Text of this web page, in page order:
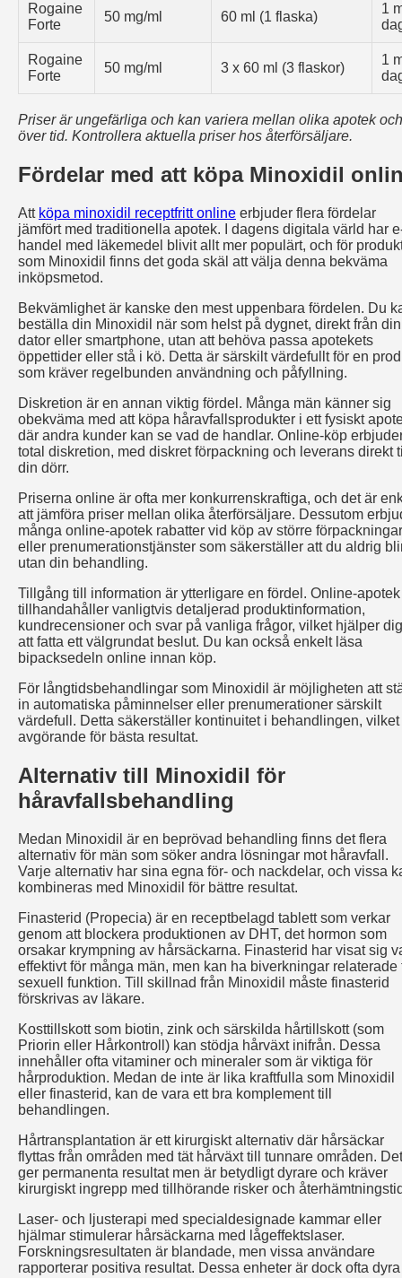
Rogaine
Forte
50 mg/ml 60 ml (1 flaska)
1
Rogaine
Forte
50 mg/ml 3 x 60 ml (3 flaskor)
1
Priser är ungefärliga och kan variera mellan olika apotek och
över tid. Kontrollera aktuella priser hos återförsäljare.
Fördelar med att köpa Minoxidil
Att köpa minoxidil receptfritt online erbjuder flera fördelar
jämfört med traditionella apotek. I dagens digitala värld har
handel med läkemedel blivit allt mer populärt, och för
som Minoxidil finns det goda skäl att välja denna bekväma
inköpsmetod.
Bekvämlighet är kanske den mest uppenbara fördelen. Du
beställa din Minoxidil när som helst på dygnet, direkt från din
dator eller smartphone, utan att behöva passa apotekets
öppettider eller stå i kö. Detta är särskilt värdefullt för en
som kräver regelbunden användning och påfyllning.
Diskretion är en annan viktig fördel. Många män känner sig
obekväma med att köpa håravfallsprodukter i ett fysiskt
där andra kunder kan se vad de handlar. Online-köp
total diskretion, med diskret förpackning och leverans direkt
din dörr.
Priserna online är ofta mer konkurrenskraftiga, och det är
att jämföra priser mellan olika återförsäljare. Dessutom
många online-apotek rabatter vid köp av större förpackningar
eller prenumerationstjänster som säkerställer att du aldrig
utan din behandling.
Tillgång till information är ytterligare en fördel. Online-apotek
tillhandahåller vanligtvis detaljerad produktinformation,
kundrecensioner och svar på vanliga frågor, vilket hjälper dig
att fatta ett välgrundat beslut. Du kan också enkelt läsa
bipacksedeln online innan köp.
För långtidsbehandlingar som Minoxidil är möjligheten att
in automatiska påminnelser eller prenumerationer särskilt
värdefull. Detta säkerställer kontinuitet i behandlingen, vilket
avgörande för bästa resultat.
Alternativ till Minoxidil för
håravfallsbehandling
Medan Minoxidil är en beprövad behandling finns det flera
alternativ för män som söker andra lösningar mot håravfall.
Varje alternativ har sina egna för- och nackdelar, och vissa
kombineras med Minoxidil för bättre resultat.
Finasterid (Propecia) är en receptbelagd tablett som verkar
genom att blockera produktionen av DHT, det hormon som
orsakar krympning av hårsäckarna. Finasterid har visat sig
effektivt för många män, men kan ha biverkningar relaterade
sexuell funktion. Till skillnad från Minoxidil måste finasterid
förskrivas av läkare.
Kosttillskott som biotin, zink och särskilda hårtillskott (som
Priorin eller Hårkontroll) kan stödja hårväxt inifrån. Dessa
innehåller ofta vitaminer och mineraler som är viktiga för
hårproduktion. Medan de inte är lika kraftfulla som Minoxidil
eller finasterid, kan de vara ett bra komplement till
behandlingen.
Hårtransplantation är ett kirurgiskt alternativ där hårsäckar
flyttas från områden med tät hårväxt till tunnare områden.
ger permanenta resultat men är betydligt dyrare och kräver
kirurgiskt ingrepp med tillhörande risker och
Laser- och ljusterapi med specialdesignade kammar eller
hjälmar stimulerar hårsäckarna med lågeffektslaser.
Forskningsresultaten är blandade, men vissa användare
rapporterar positiva resultat. Dessa enheter är dock ofta dyra